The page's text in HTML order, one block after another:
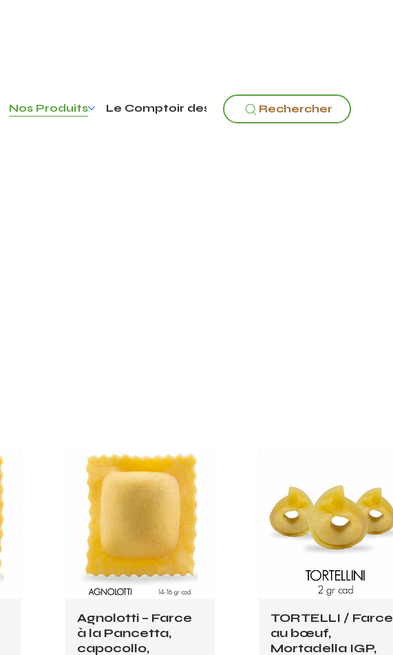
Nos Produits Le Comptoir des pouillesRechercher
Agnolotti – Farce
à la Pancetta,
capocollo,
TORTELLI / Farce
au bœuf,
Mortadella IGP,